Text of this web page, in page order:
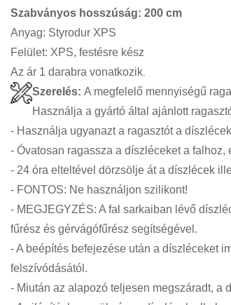
Szabványos hosszúság: 200 cm
Anyag: Styrodur XPS
Felület: XPS, festésre kész
Az ár 1 darabra vonatkozik.
Szerelés: A megfelelő mennyiségű
Használja a gyártó által ajánlott
- Használja ugyanazt a ragasztót a
- Óvatosan ragassza a díszléceket a
- 24 óra elteltével dörzsölje át a díszlécek
- FONTOS: Ne használjon szilikont!
- MEGJEGYZÉS: A fal sarkaiban lévő
fűrész és gérvágófűrész segítségével.
- A beépítés befejezése után a díszléceket
felszívódásától.
- Miután az alapozó teljesen megszáradt, a